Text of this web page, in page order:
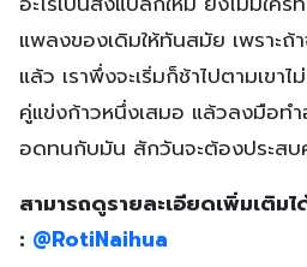
แพลงของเดิมให้ทันสมัย เพราะถ้
แล้ว เราพึ่งจะเริ่มก็ช้าไปตามเข
คู่แข่งก้าวหนึ่งเสมอ แล้วลงมือทำ
อดทนกับมัน สักวันจะต้องประสบ
สามารถดูรายละเอียดเพิ่มเติม
: @RotiNaihua